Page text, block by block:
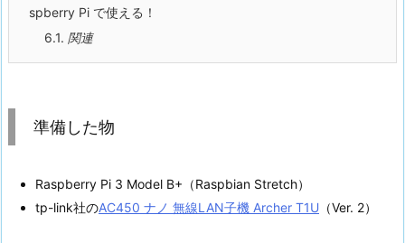
spberry Pi で使える！
6.1. 関連
準備した物
Raspberry Pi 3 Model B+（Raspbian Stretch）
tp-link社のAC450 ナノ 無線LAN子機 Archer T1U （Ver. 2）